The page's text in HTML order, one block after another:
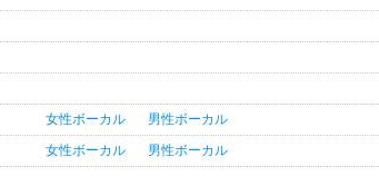
女性ボーカル
男性ボーカル
女性ボーカル
男性ボーカル